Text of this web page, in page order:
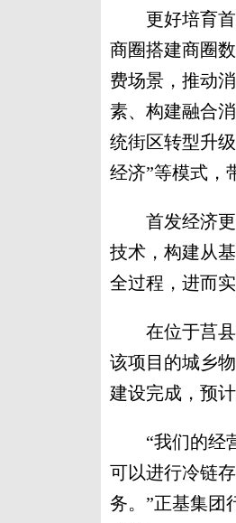
更好培育首
商圈搭建商圈
费场景，推动
素、构建融合
统街区转型升
经济”等模式，
首发经济更
技术，构建从
全过程，进而
在位于莒县
该项目的城乡
建设完成，预
“我们的经营
可以进行冷链
务。”正基集团